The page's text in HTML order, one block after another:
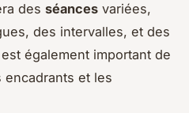
des séances variées,
des intervalles, et des
également important de
et les